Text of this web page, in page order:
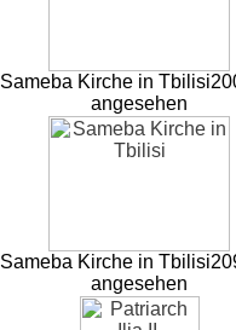
Sameba Kirche in Tbilisi
angesehen
Sameba Kirche in Tbilisi
angesehen